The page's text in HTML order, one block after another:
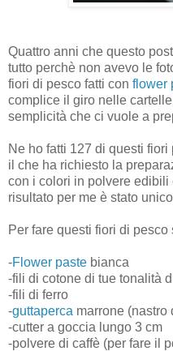
Quattro anni che questo
tutto perchè non avevo le
fiori di pesco fatti con flower
complice il giro nelle
semplicità che ci vuole a
Ne ho fatti 127 di questi
il che ha richiesto la
con i colori in polvere edibili
risultato per me è stato
Per fare questi fiori di pesco
-Flower paste bianca
-fili di cotone di tue tonalità
-fili di ferro
-guttaperca marrone (nastro
-cutter a goccia lungo 3 cm
-polvere di caffè (per fare il